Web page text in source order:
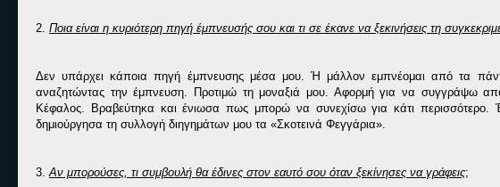
2. Ποια είναι η κυριότερη πηγή έμπνευσής σου και τι σε έκανε να ξεκινήσεις τη
Δεν υπάρχει κάποια πηγή έμπνευσης μέσα μου. Ή μάλλον εμπνέομαι από τα
αναζητώντας την έμπνευση. Προτιμώ τη μοναξιά μου. Αφορμή για να συγγράψω
Κέφαλος. Βραβεύτηκα και ένιωσα πως μπορώ να συνεχίσω για κάτι περισσότερο.
δημιούργησα τη συλλογή διηγημάτων μου τα «Σκοτεινά Φεγγάρια».
3.Αν μπορούσες, τι συμβουλή θα έδινες στον εαυτό σου όταν ξεκίνησες να γράφεις;